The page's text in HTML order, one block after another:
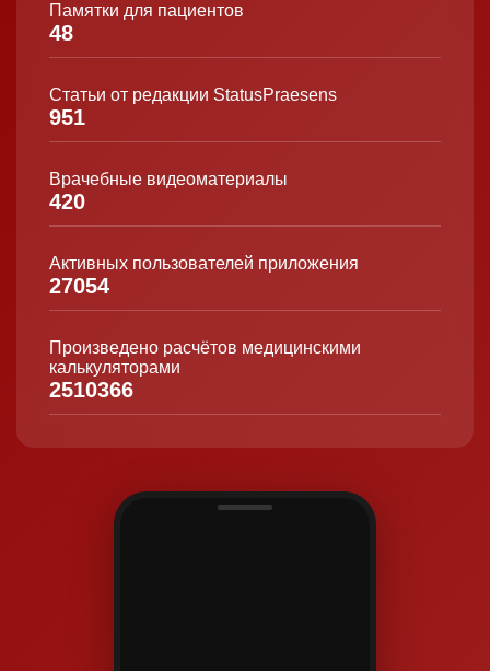
Памятки для пациентов
48
Статьи от редакции StatusPraesens
951
Врачебные видеоматериалы
420
Активных пользователей приложения
27054
Произведено расчётов медицинскими
калькуляторами
2510366